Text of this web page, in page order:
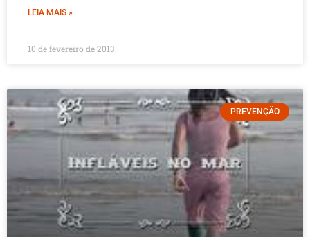
LEIA MAIS »
10 de fevereiro de 2013
PREVENÇÃO